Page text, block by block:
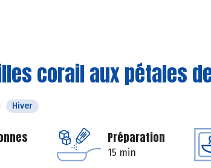
corail aux pétales
Hiver
Préparation
15 min